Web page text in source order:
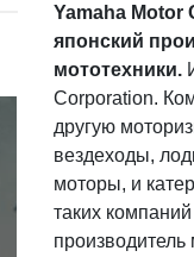
Yamaha Motor
японский
мототехники.
Corporation.
другую
вездеходы,
моторы, и
таких
производитель